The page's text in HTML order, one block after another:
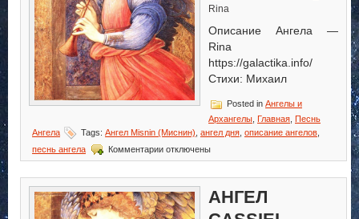
Rina
Описание Ангела —
Rina
https://galactika.info/
Стихи: Михаил
Posted in Ангелы и
Архангелы Главная Песнь
Ангела
Tags: Ангел Misnin (Миснин) ангел дня описание ангелов
песнь ангела
Комментариик
записи
Misnin
(Миснин)
отключены
АНГЕЛ